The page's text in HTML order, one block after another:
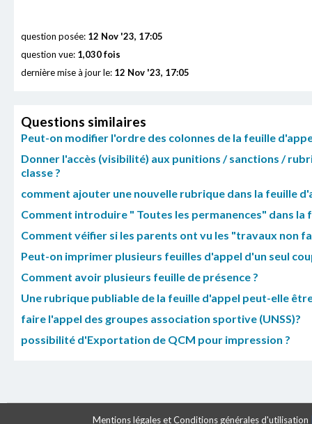
question posée: 12 Nov '23, 17:05
question vue: 1,030 fois
dernière mise à jour le: 12 Nov '23, 17:05
Questions similaires
Peut-on modifier l'ordre des colonnes de la feuille
Donner l'accès (visibilité) aux punitions / sanctions /
classe ?
comment ajouter une nouvelle rubrique dans la feuille
Comment introduire " Toutes les permanences" dans la
Comment véifier si les parents ont vu les "travaux non
Peut-on imprimer plusieurs feuilles d'appel d'un seul
Comment avoir plusieurs feuille de présence ?
Une rubrique publiable de la feuille d'appel peut-elle
faire l'appel des groupes association sportive (UNSS)?
possibilité d'Exportation de QCM pour impression ?
Mentions légales et Conditions générales d'utilisation